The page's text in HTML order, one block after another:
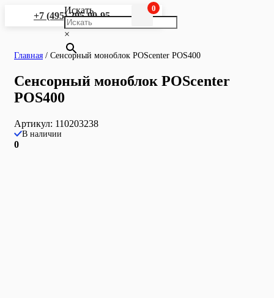
+7 (495) 295-90-95
Искать
×
0
Главная / Сенсорный моноблок POScenter POS400
Сенсорный моноблок POScenter
POS400
Артикул: 110203238
В наличии
0